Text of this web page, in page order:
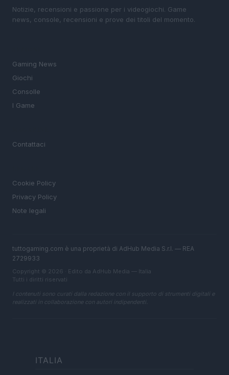
Notizie, recensioni e passione per i videogiochi. Game
news, console, recensioni e prove dei titoli del momento.
Gaming News
Giochi
Consolle
I Game
Contattaci
Cookie Policy
Privacy Policy
Note legali
tuttogaming.com è una proprietà di AdHub Media S.r.l. — REA
2729933
Copyright © 2026 · Edito da AdHub Media — Italia
Tutti i diritti riservati
I contenuti sono curati dalla redazione con il supporto di strumenti digitali e
realizzati in collaborazione con autori indipendenti.
ITALIA